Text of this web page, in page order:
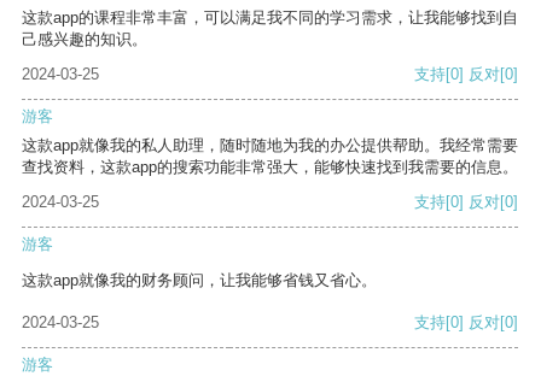
这款app的课程非常丰富，可以满足我不同的学习需求，让我能够找到自
己感兴趣的知识。
2024-03-25
支持[0] 反对[0]
游客
这款app就像我的私人助理，随时随地为我的办公提供帮助。我经常需要
查找资料，这款app的搜索功能非常强大，能够快速找到我需要的信息。
2024-03-25
支持[0] 反对[0]
游客
这款app就像我的财务顾问，让我能够省钱又省心。
2024-03-25 支持[0] 反对[0]
游客